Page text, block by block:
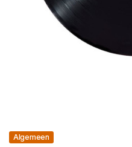
Algemeen